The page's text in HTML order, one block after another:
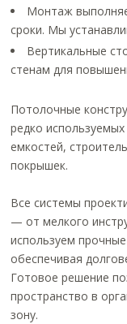
Монтаж
сроки. Мы
Вертикальные
стенам для
Потолочные
редко
емкостей,
покрышек.
Все системы
— от мелкого
используем
обеспечивая
Готовое решение
пространство в
зону.